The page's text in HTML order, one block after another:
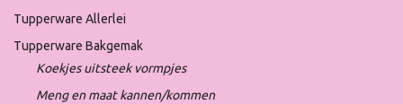
Tupperware Allerlei
Tupperware Bakgemak
Koekjes uitsteek vormpjes
Meng en maat kannen/kommen